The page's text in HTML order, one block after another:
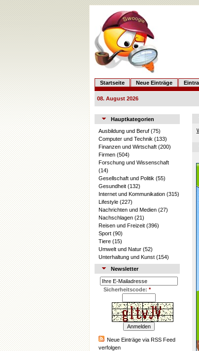
Startseite Neue Einträge
08. August 2026
Hauptkategorien
Ausbildung und Beruf (75)
Computer und Technik (133)
Finanzen und Wirtschaft (200)
Firmen (504)
Forschung und Wissenschaft
(14)
Gesellschaft und Politik (55)
Gesundheit (132)
Internet und Kommunikation (315)
Lifestyle (227)
Nachrichten und Medien (27)
Nachschlagen (21)
Reisen und Freizeit (396)
Sport (90)
Tiere (15)
Umwelt und Natur (52)
Unterhaltung und Kunst (154)
Newsletter
Sicherheitscode: *
Neue Einträge via RSS Feed
verfolgen